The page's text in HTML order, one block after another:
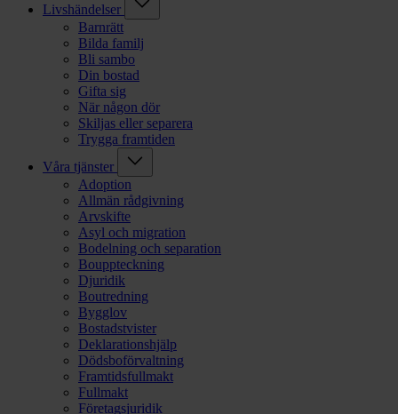
Livshändelser
Barnrätt
Bilda familj
Bli sambo
Din bostad
Gifta sig
När någon dör
Skiljas eller separera
Trygga framtiden
Våra tjänster
Adoption
Allmän rådgivning
Arvskifte
Asyl och migration
Bodelning och separation
Bouppteckning
Djuridik
Boutredning
Bygglov
Bostadstvister
Deklarationshjälp
Dödsboförvaltning
Framtidsfullmakt
Fullmakt
Företagsjuridik